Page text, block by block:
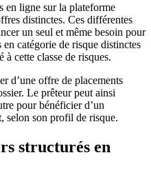
en ligne sur la plateforme
distinctes. Ces différentes
un seul et même besoin pour
catégorie de risque distinctes
à cette classe de risques.
d’une offre de placements
Le prêteur peut ainsi
pour bénéficier d’un
selon son profil de risque.
structurés en